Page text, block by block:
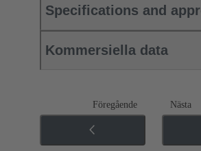
Specifications and
Kommersiella data
Föregående Nästa